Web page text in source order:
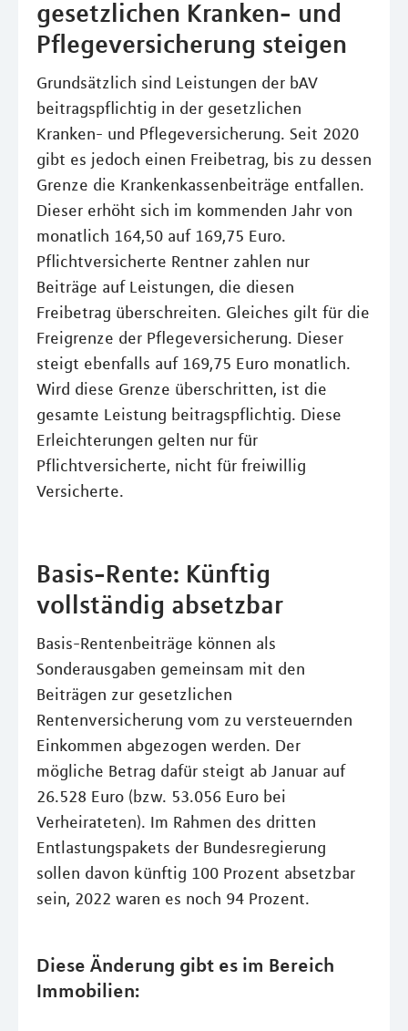
gesetzlichen Kranken- und
Pflegeversicherung steigen
Grundsätzlich sind Leistungen der bAV
beitragspflichtig in der gesetzlichen
Kranken- und Pflegeversicherung. Seit 2020
gibt es jedoch einen Freibetrag, bis zu dessen
Grenze die Krankenkassenbeiträge entfallen.
Dieser erhöht sich im kommenden Jahr von
monatlich 164,50 auf 169,75 Euro.
Pflichtversicherte Rentner zahlen nur
Beiträge auf Leistungen, die diesen
Freibetrag überschreiten. Gleiches gilt für die
Freigrenze der Pflegeversicherung. Dieser
steigt ebenfalls auf 169,75 Euro monatlich.
Wird diese Grenze überschritten, ist die
gesamte Leistung beitragspflichtig. Diese
Erleichterungen gelten nur für
Pflichtversicherte, nicht für freiwillig
Versicherte.
Basis-Rente: Künftig
vollständig absetzbar
Basis-Rentenbeiträge können als
Sonderausgaben gemeinsam mit den
Beiträgen zur gesetzlichen
Rentenversicherung vom zu versteuernden
Einkommen abgezogen werden. Der
mögliche Betrag dafür steigt ab Januar auf
26.528 Euro (bzw. 53.056 Euro bei
Verheirateten). Im Rahmen des dritten
Entlastungspakets der Bundesregierung
sollen davon künftig 100 Prozent absetzbar
sein, 2022 waren es noch 94 Prozent.
Diese Änderung gibt es im Bereich
Immobilien: